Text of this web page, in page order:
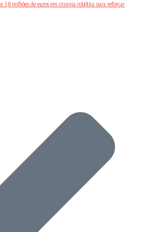
3,8 milhões de euros em cirurgia robótica para reforçar